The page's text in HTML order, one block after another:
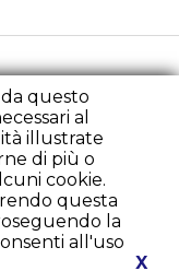
questo
al
illustrate
di più o
cookie.
questa
la
all'uso
X